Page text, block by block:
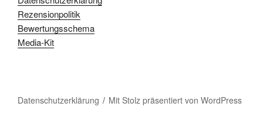
Rezensionpolitik
Bewertungsschema
Media-Kit
Datenschutzerklärung Mit Stolz präsentiert von WordPress